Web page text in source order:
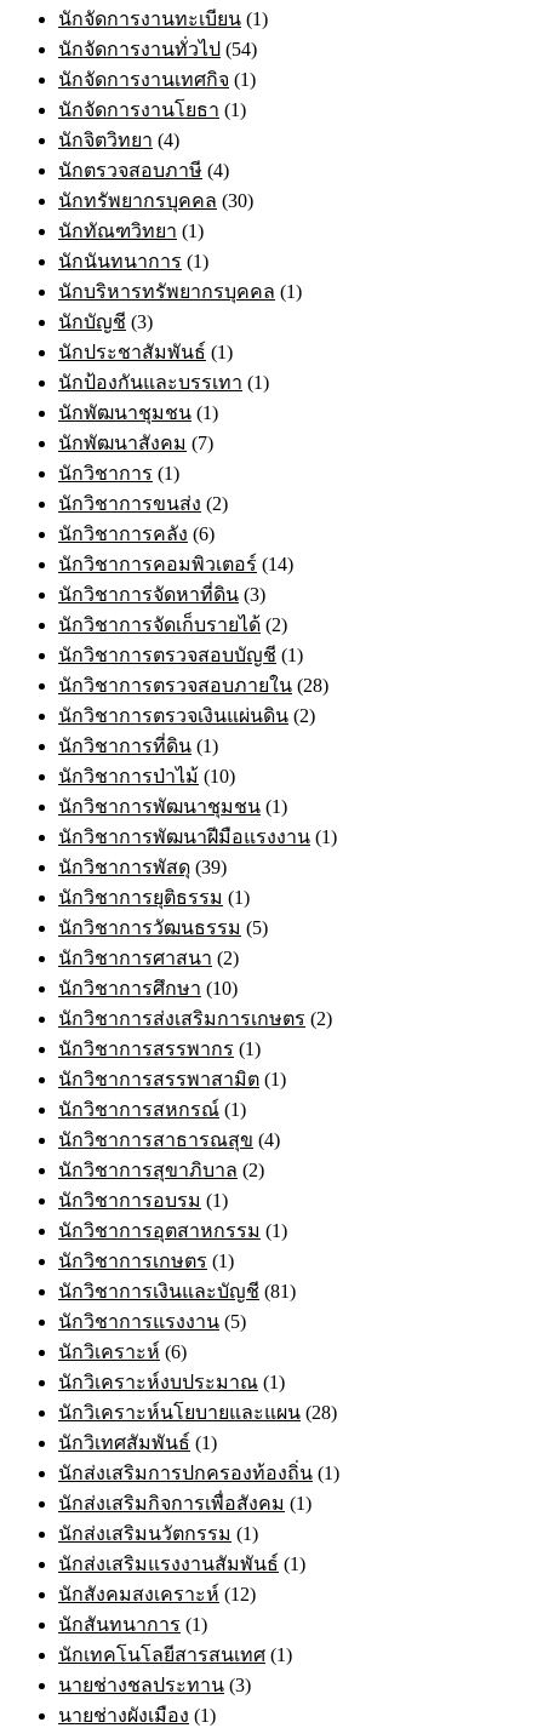
นักจัดการงานทะเบียน (1)
นักจัดการงานทั่วไป (54)
นักจัดการงานเทศกิจ (1)
นักจัดการงานโยธา (1)
นักจิตวิทยา (4)
นักตรวจสอบภาษี (4)
นักทรัพยากรบุคคล (30)
นักทัณฑวิทยา (1)
นักนันทนาการ (1)
นักบริหารทรัพยากรบุคคล (1)
นักบัญชี (3)
นักประชาสัมพันธ์ (1)
นักป้องกันและบรรเทา (1)
นักพัฒนาชุมชน (1)
นักพัฒนาสังคม (7)
นักวิชาการ (1)
นักวิชาการขนส่ง (2)
นักวิชาการคลัง (6)
นักวิชาการคอมพิวเตอร์ (14)
นักวิชาการจัดหาที่ดิน (3)
นักวิชาการจัดเก็บรายได้ (2)
นักวิชาการตรวจสอบบัญชี (1)
นักวิชาการตรวจสอบภายใน (28)
นักวิชาการตรวจเงินแผ่นดิน (2)
นักวิชาการที่ดิน (1)
นักวิชาการป่าไม้ (10)
นักวิชาการพัฒนาชุมชน (1)
นักวิชาการพัฒนาฝีมือแรงงาน (1)
นักวิชาการพัสดุ (39)
นักวิชาการยุติธรรม (1)
นักวิชาการวัฒนธรรม (5)
นักวิชาการศาสนา (2)
นักวิชาการศึกษา (10)
นักวิชาการส่งเสริมการเกษตร (2)
นักวิชาการสรรพากร (1)
นักวิชาการสรรพาสามิต (1)
นักวิชาการสหกรณ์ (1)
นักวิชาการสาธารณสุข (4)
นักวิชาการสุขาภิบาล (2)
นักวิชาการอบรม (1)
นักวิชาการอุตสาหกรรม (1)
นักวิชาการเกษตร (1)
นักวิชาการเงินและบัญชี (81)
นักวิชาการแรงงาน (5)
นักวิเคราะห์ (6)
นักวิเคราะห์งบประมาณ (1)
นักวิเคราะห์นโยบายและแผน (28)
นักวิเทศสัมพันธ์ (1)
นักส่งเสริมการปกครองท้องถิ่น (1)
นักส่งเสริมกิจการเพื่อสังคม (1)
นักส่งเสริมนวัตกรรม (1)
นักส่งเสริมแรงงานสัมพันธ์ (1)
นักสังคมสงเคราะห์ (12)
นักสันทนาการ (1)
นักเทคโนโลยีสารสนเทศ (1)
นายช่างชลประทาน (3)
นายช่างผังเมือง (1)